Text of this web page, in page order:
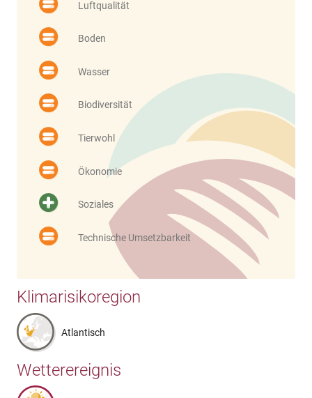
Luftqualität
Boden
Wasser
Biodiversität
Tierwohl
Ökonomie
Soziales
Technische Umsetzbarkeit
Klimarisikoregion
Atlantisch
Wetterereignis